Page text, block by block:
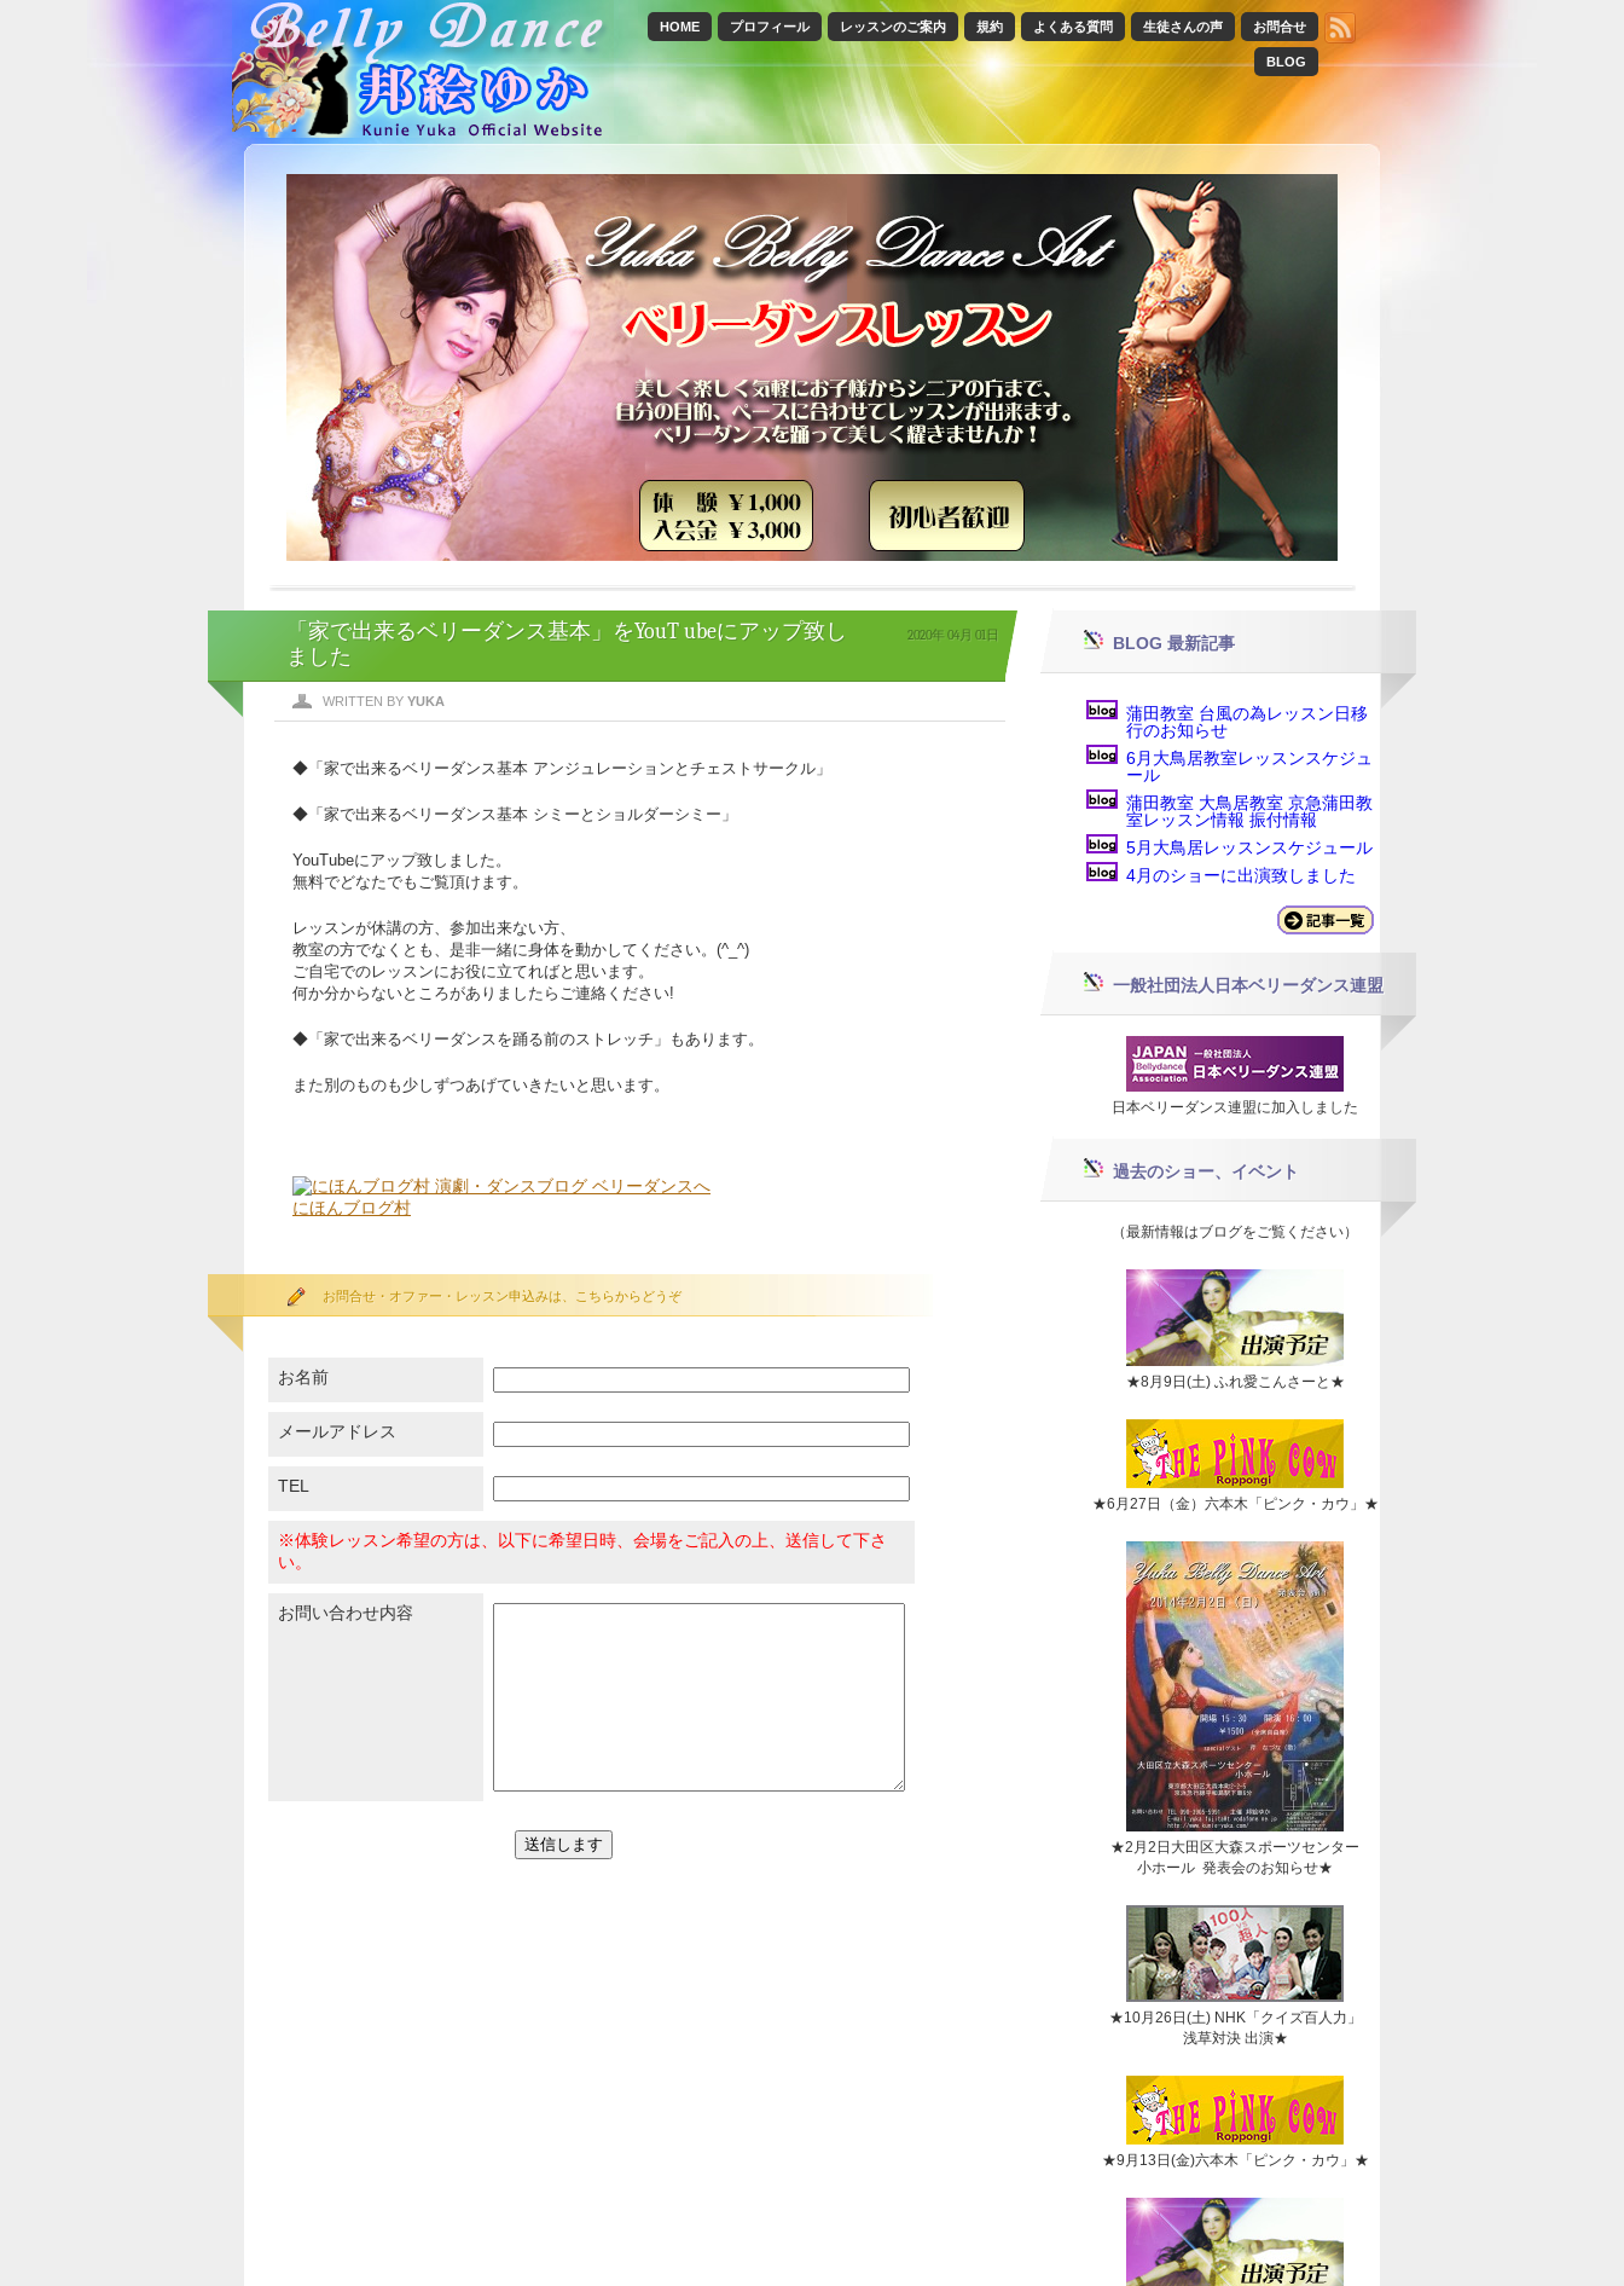
お問合せ
生徒さんの声
よくある質問
規約
レッスンのご案内
プロフィール
HOME
BLOG
「家で出来るベリーダンス基本」をYouT ubeにアップ致し
ました
2020年 04月 01日
WRITTEN BY YUKA
◆「家で出来るベリーダンス基本 アンジュレーションとチェストサークル」
◆「家で出来るベリーダンス基本 シミーとショルダーシミー」
YouTubeにアップ致しました。
無料でどなたでもご覧頂けます。
レッスンが休講の方、参加出来ない方、
教室の方でなくとも、是非一緒に身体を動かしてください。(^_^)
ご自宅でのレッスンにお役に立てればと思います。
何か分からないところがありましたらご連絡ください!
◆「家で出来るベリーダンスを踊る前のストレッチ」もあります。
また別のものも少しずつあげていきたいと思います。
にほんブログ村
お問合せ・オファー・レッスン申込みは、こちらからどうぞ
お名前
メールアドレス
TEL
※体験レッスン希望の方は、以下に希望日時、会場をご記入の上、送信して下さ
い。
お問い合わせ内容
BLOG 最新記事
蒲田教室 台風の為レッスン日移
行のお知らせ
6月大鳥居教室レッスンスケジュ
ール
蒲田教室 大鳥居教室 京急蒲田教
室レッスン情報 振付情報
5月大鳥居レッスンスケジュール
4月のショーに出演致しました
一般社団法人日本ベリーダンス連盟
日本ベリーダンス連盟に加入しました
過去のショー、イベント
（最新情報はブログをご覧ください）
★8月9日(土) ふれ愛こんさーと★
★6月27日（金）六本木「ピンク・カウ」★
★2月2日大田区大森スポーツセンター
小ホール 発表会のお知らせ★
★10月26日(土) NHK「クイズ百人力」
浅草対決 出演★
★9月13日(金)六本木「ピンク・カウ」★